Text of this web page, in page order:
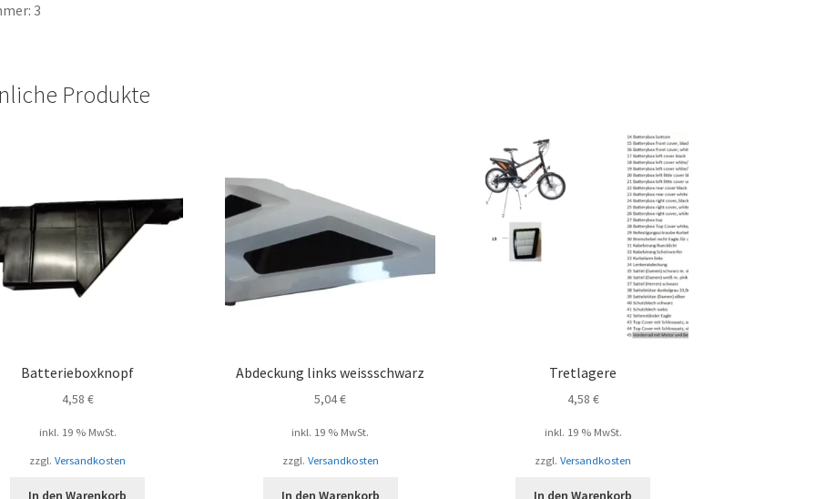
3
Produkte
Batterieboxknopf
4,58 €
inkl. 19 % MwSt.
zzgl.Versandkosten
In den Warenkorb
Abdeckung links weissschwarz
5,04€
inkl. 19 % MwSt.
zzgl. Versandkosten
In den Warenkorb
Tretlagere
4,58 €
inkl. 19 % MwSt.
zzgl.Versandkosten
In den Warenkorb